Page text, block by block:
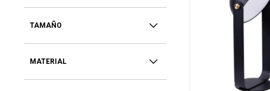
TAMAÑO
MATERIAL